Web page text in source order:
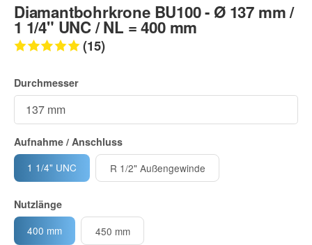
Diamantbohrkrone BU100 - Ø 137 mm /
1 1/4" UNC / NL = 400 mm
(15)
Durchmesser
Aufnahme / Anschluss
1 1/4" UNC
R 1/2" Außengewinde
Nutzlänge
400 mm
450 mm